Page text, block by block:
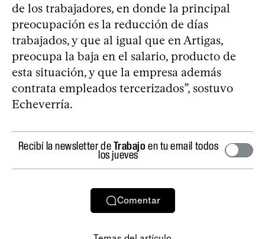
de los trabajadores, en donde la principal
preocupación es la reducción de días
trabajados, y que al igual que en Artigas,
preocupa la baja en el salario, producto de
esta situación, y que la empresa además
contrata empleados tercerizados”, sostuvo
Echeverría.
Recibí la newsletter deTrabajo en tu email todos
los jueves
Comentar